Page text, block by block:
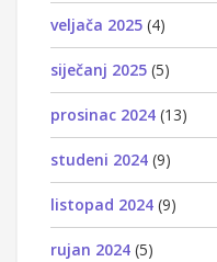
veljača 2025 (4)
siječanj 2025 (5)
prosinac 2024 (13)
studeni 2024 (9)
listopad 2024 (9)
rujan 2024 (5)